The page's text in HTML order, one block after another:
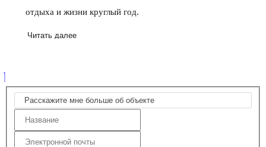
отдыха и жизни круглый год.
Читать далее